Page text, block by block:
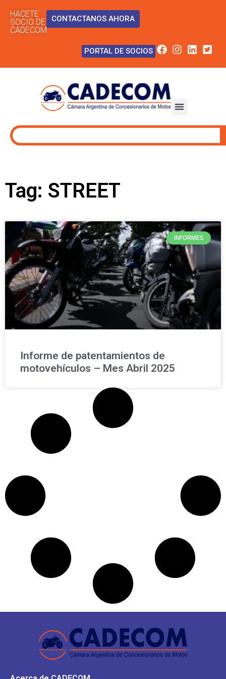
HACETE
SOCIO DE
CADECOM
CONTACTANOS AHORA
PORTAL DE SOCIOS
Tag: STREET
INFORMES
Informe de patentamientos de
motovehículos – Mes Abril 2025